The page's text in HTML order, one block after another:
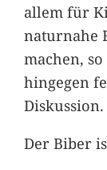
allem für
naturnahe
machen,
hingegen
Diskussion.
Der Biber